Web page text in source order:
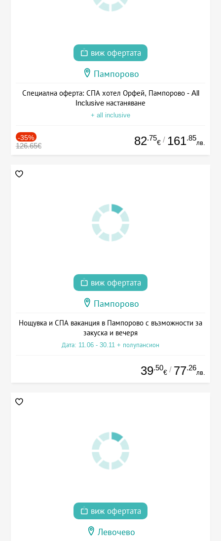
виж офертата
Пампорово
Специална оферта: СПА хотел Орфей, Пампорово - All
Inclusive настаняване
+ all inclusive
-35%
126.65€ 82.75
€ / 161.85
лв.
виж офертата
Пампорово
Нощувка и СПА ваканция в Пампорово с възможности за
закуска и вечеря
Дата: 11.06 - 30.11 + полупансион
39.50
€ / 77.26
лв.
виж офертата
Левочево